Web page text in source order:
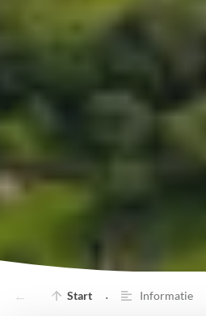
← Start · Informatie